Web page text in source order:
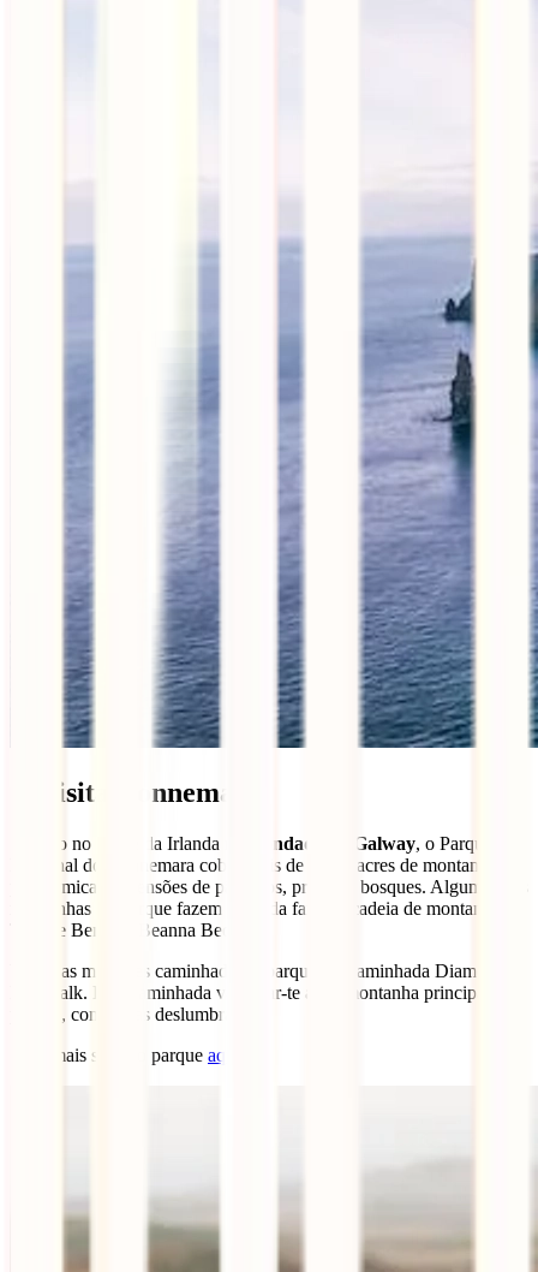
7. Visita Connemara
Situado no Oeste da Irlanda no Condado de Galway, o Parque
Nacional do Connemara cobre mais de 7.000 acres de montanhas
panorâmicas, extensões de pântanos, prados e bosques. Algumas das
montanhas do parque fazem parte da famosa cadeia de montanhas
Twelve Bens ou Beanna Beola.
Uma das melhores caminhada do parque é a caminhada Diamond
Hill Walk. Esta caminhada vai levar-te até à montanha principal do
parque, com vistas deslumbrantes.
Sabe mais sobre o parque aqui